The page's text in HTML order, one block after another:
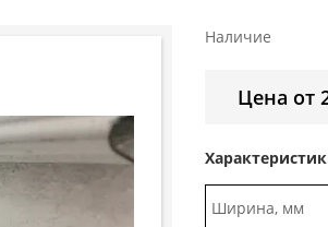
Наличие
Цена от
Ширина, мм